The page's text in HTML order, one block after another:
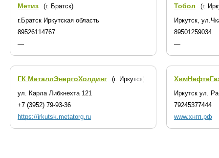
Метиз
(г. Братск)
г.Братск Иркутская область
89526114767
—
Тобол
(г.
Иркутск,
89501259034
—
ГК МеталлЭнергоХолдинг
(г. Иркутск)
ул. Карла Либкнехта 121
+7 (3952) 79-93-36
https://irkutsk.metatorg.ru
Иркутск ул.
79245377444
www.хнгп.рф